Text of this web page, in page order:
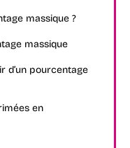
massique ?
massique
d’un pourcentage
en